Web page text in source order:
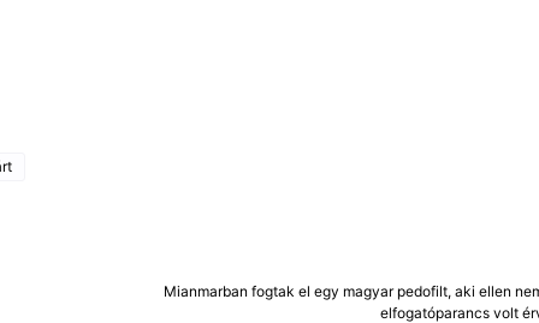
Mianmarban fogtak el egy magyar pedofilt, aki ellen
elfogatóparancs volt